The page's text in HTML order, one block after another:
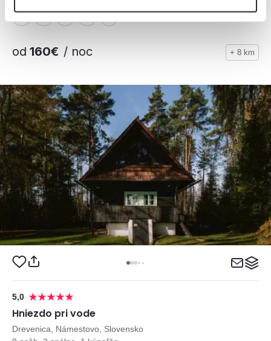
od 160€ / noc + 8 km
5,0
Hniezdo pri vode
Drevenica, Námestovo, Slovensko